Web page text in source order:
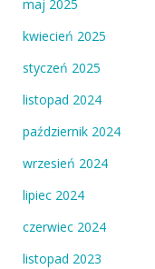
maj 2025
kwiecień 2025
styczeń 2025
listopad 2024
październik 2024
wrzesień 2024
lipiec 2024
czerwiec 2024
listopad 2023